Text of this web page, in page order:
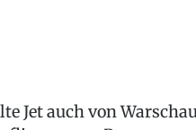
Jet auch von